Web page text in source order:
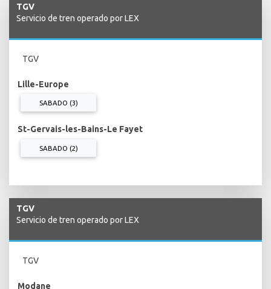
TGV
Servicio de tren operado por LEX
TGV
Lille-Europe
SABADO (3)
St-Gervais-les-Bains-Le Fayet
SABADO (2)
TGV
Servicio de tren operado por LEX
TGV
Modane